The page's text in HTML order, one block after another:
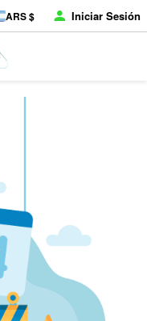
ARS $ Iniciar Sesión